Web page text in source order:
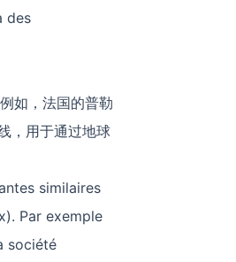
des
如，法国的普勒
，用于通过地球
similaires
Par exemple
société